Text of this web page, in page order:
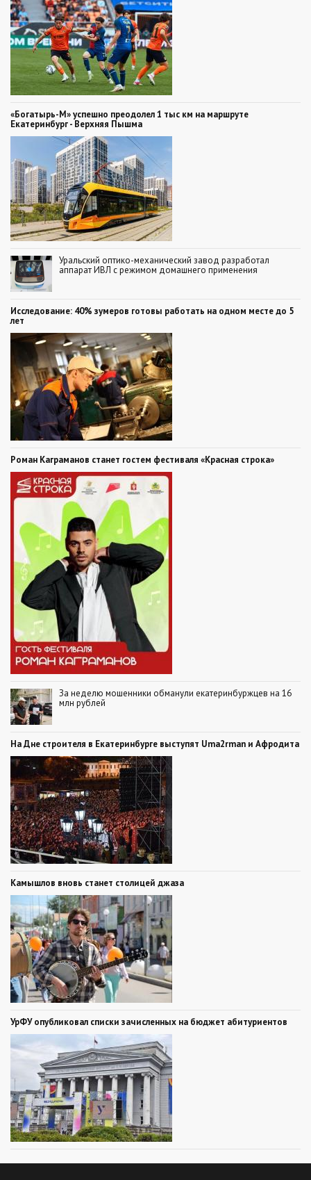
«Богатырь-М» успешно преодолел 1 тыс км на маршруте
Екатеринбург - Верхняя Пышма
Уральский оптико-механический завод разработал
аппарат ИВЛ с режимом домашнего применения
Исследование: 40% зумеров готовы работать на одном месте до 5
лет
Роман Каграманов станет гостем фестиваля «Красная строка»
За неделю мошенники обманули екатеринбуржцев на 16
млн рублей
На Дне строителя в Екатеринбурге выступят Uma2rman и Афродита
Камышлов вновь станет столицей джаза
УрФУ опубликовал списки зачисленных на бюджет абитуриентов